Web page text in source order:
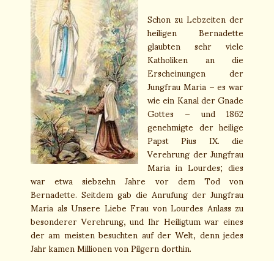
Schon zu Lebzeiten der
heiligen Bernadette
glaubten sehr viele
Katholiken an die
Erscheinungen der
Jungfrau Maria – es war
wie ein Kanal der Gnade
Gottes – und 1862
genehmigte der heilige
Papst Pius IX. die
Verehrung der Jungfrau
Maria in Lourdes; dies
war etwa siebzehn Jahre vor dem Tod von
Bernadette. Seitdem gab die Anrufung der Jungfrau
Maria als Unsere Liebe Frau von Lourdes Anlass zu
besonderer Verehrung, und Ihr Heiligtum war eines
der am meisten besuchten auf der Welt, denn jedes
Jahr kamen Millionen von Pilgern dorthin.